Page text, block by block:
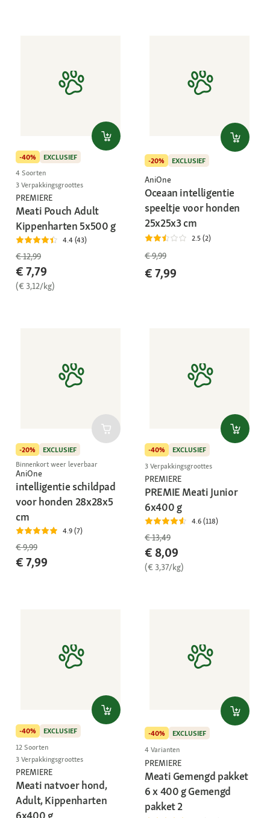
-40%
EXCLUSIEF
4 Soorten
3 Verpakkingsgroottes
PREMIERE
Meati Pouch Adult
Kippenharten 5x500 g
4.4 (43)
€ 12,99
€ 7,79
(€ 3,12/kg)
-20% EXCLUSIEF
AniOne
Oceaan intelligentie
speeltje voor honden
25x25x3 cm
2.5 (2)
€ 9,99
€ 7,99
-20%
EXCLUSIEF
Binnenkort weer leverbaar
AniOne
intelligentie schildpad
voor honden 28x28x5
cm
4.9 (7)
€ 9,99
€ 7,99
-40%
EXCLUSIEF
3 Verpakkingsgroottes
PREMIERE
PREMIE Meati Junior
6x400 g
4.6 (118)
€ 13,49
€ 8,09
(€ 3,37/kg)
-40%
EXCLUSIEF
12 Soorten
3 Verpakkingsgroottes
PREMIERE
Meati natvoer hond,
Adult, Kippenharten
6x400 g
-40%
EXCLUSIEF
4 Varianten
PREMIERE
Meati Gemengd pakket
6 x 400 g Gemengd
pakket 2